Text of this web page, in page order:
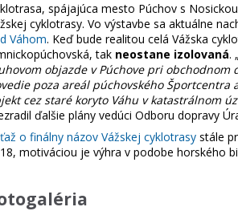
spájajúca mesto Púchov s
cyklotrasy. Vo výstavbe sa aktuálne
Váhom. Keď bude realitou celá Vážska
tak neostane izolovaná. „
objazde v Púchove pri obchodnom
poza areál púchovského Športcentra
cez staré koryto Váhu v katastrálnom
ďalšie plány vedúci Odboru dopravy
o finálny názov Vážskej cyklotrasy stále
motiváciou je výhra v podobe horského